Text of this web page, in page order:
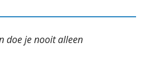
doe je nooit alleen